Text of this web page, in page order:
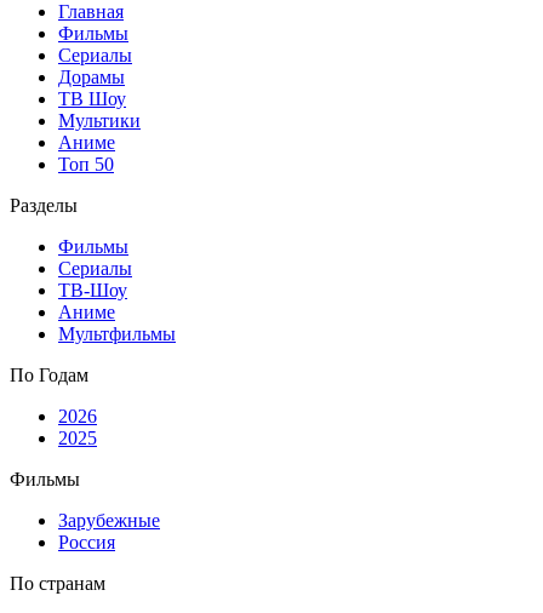
Главная
Фильмы
Сериалы
Дорамы
ТВ Шоу
Мультики
Аниме
Топ 50
Разделы
Фильмы
Сериалы
ТВ-Шоу
Аниме
Мультфильмы
По Годам
2026
2025
Фильмы
Зарубежные
Россия
По странам